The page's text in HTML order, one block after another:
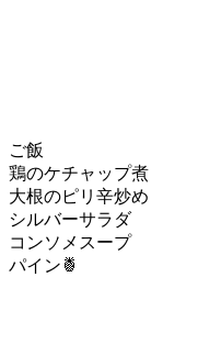
ご飯
鶏のケチャップ煮
大根のピリ辛炒め
シルバーサラダ
コンソメスープ
パイン🍍